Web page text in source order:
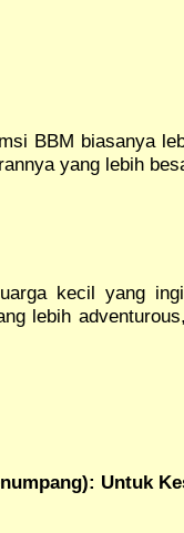
BBM biasanya
yang lebih
kecil yang
lebih
Untuk